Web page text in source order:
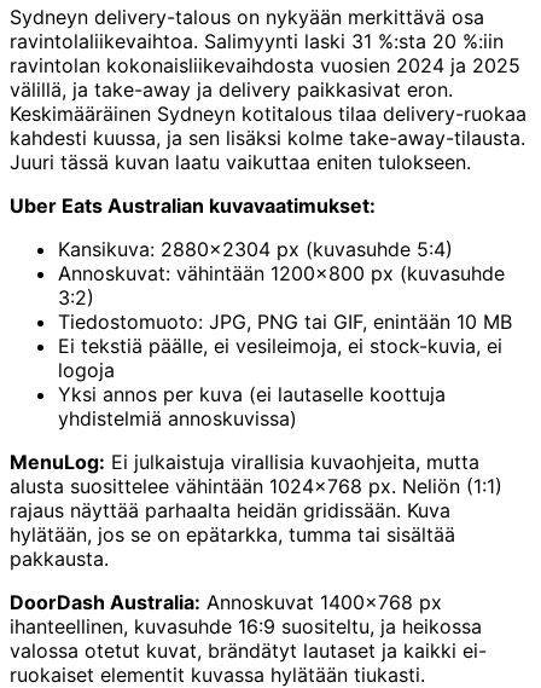
Sydneyn delivery-talous on nykyään merkittävä osa
ravintolaliikevaihtoa. Salimyynti laski 31 %:sta 20 %:iin
ravintolan kokonaisliikevaihdosta vuosien 2024 ja 2025
välillä, ja take-away ja delivery paikkasivat eron.
Keskimääräinen Sydneyn kotitalous tilaa delivery-ruokaa
kahdesti kuussa, ja sen lisäksi kolme take-away-tilausta.
Juuri tässä kuvan laatu vaikuttaa eniten tulokseen.
Uber Eats Australian kuvavaatimukset:
Kansikuva: 2880×2304 px (kuvasuhde 5:4)
Annoskuvat: vähintään 1200×800 px (kuvasuhde
3:2)
Tiedostomuoto: JPG, PNG tai GIF, enintään 10 MB
Ei tekstiä päälle, ei vesileimoja, ei stock-kuvia, ei
logoja
Yksi annos per kuva (ei lautaselle koottuja
yhdistelmiä annoskuvissa)
MenuLog: Ei julkaistuja virallisia kuvaohjeita, mutta
alusta suosittelee vähintään 1024×768 px. Neliön (1:1)
rajaus näyttää parhaalta heidän gridissään. Kuva
hylätään, jos se on epätarkka, tumma tai sisältää
pakkausta.
DoorDash Australia: Annoskuvat 1400×768 px
ihanteellinen, kuvasuhde 16:9 suositeltu, ja heikossa
valossa otetut kuvat, brändätyt lautaset ja kaikki ei-
ruokaiset elementit kuvassa hylätään tiukasti.